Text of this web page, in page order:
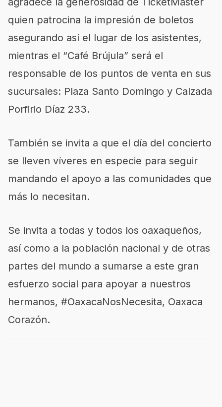
quien patrocina la impresión de boletos
asegurando así el lugar de los asistentes,
mientras el “Café Brújula” será el
responsable de los puntos de venta en sus
sucursales: Plaza Santo Domingo y Calzada
Porfirio Díaz 233.
También se invita a que el día del concierto
se lleven víveres en especie para seguir
mandando el apoyo a las comunidades que
más lo necesitan.
Se invita a todas y todos los oaxaqueños,
así como a la población nacional y de otras
partes del mundo a sumarse a este gran
esfuerzo social para apoyar a nuestros
hermanos, #OaxacaNosNecesita, Oaxaca
Corazón.